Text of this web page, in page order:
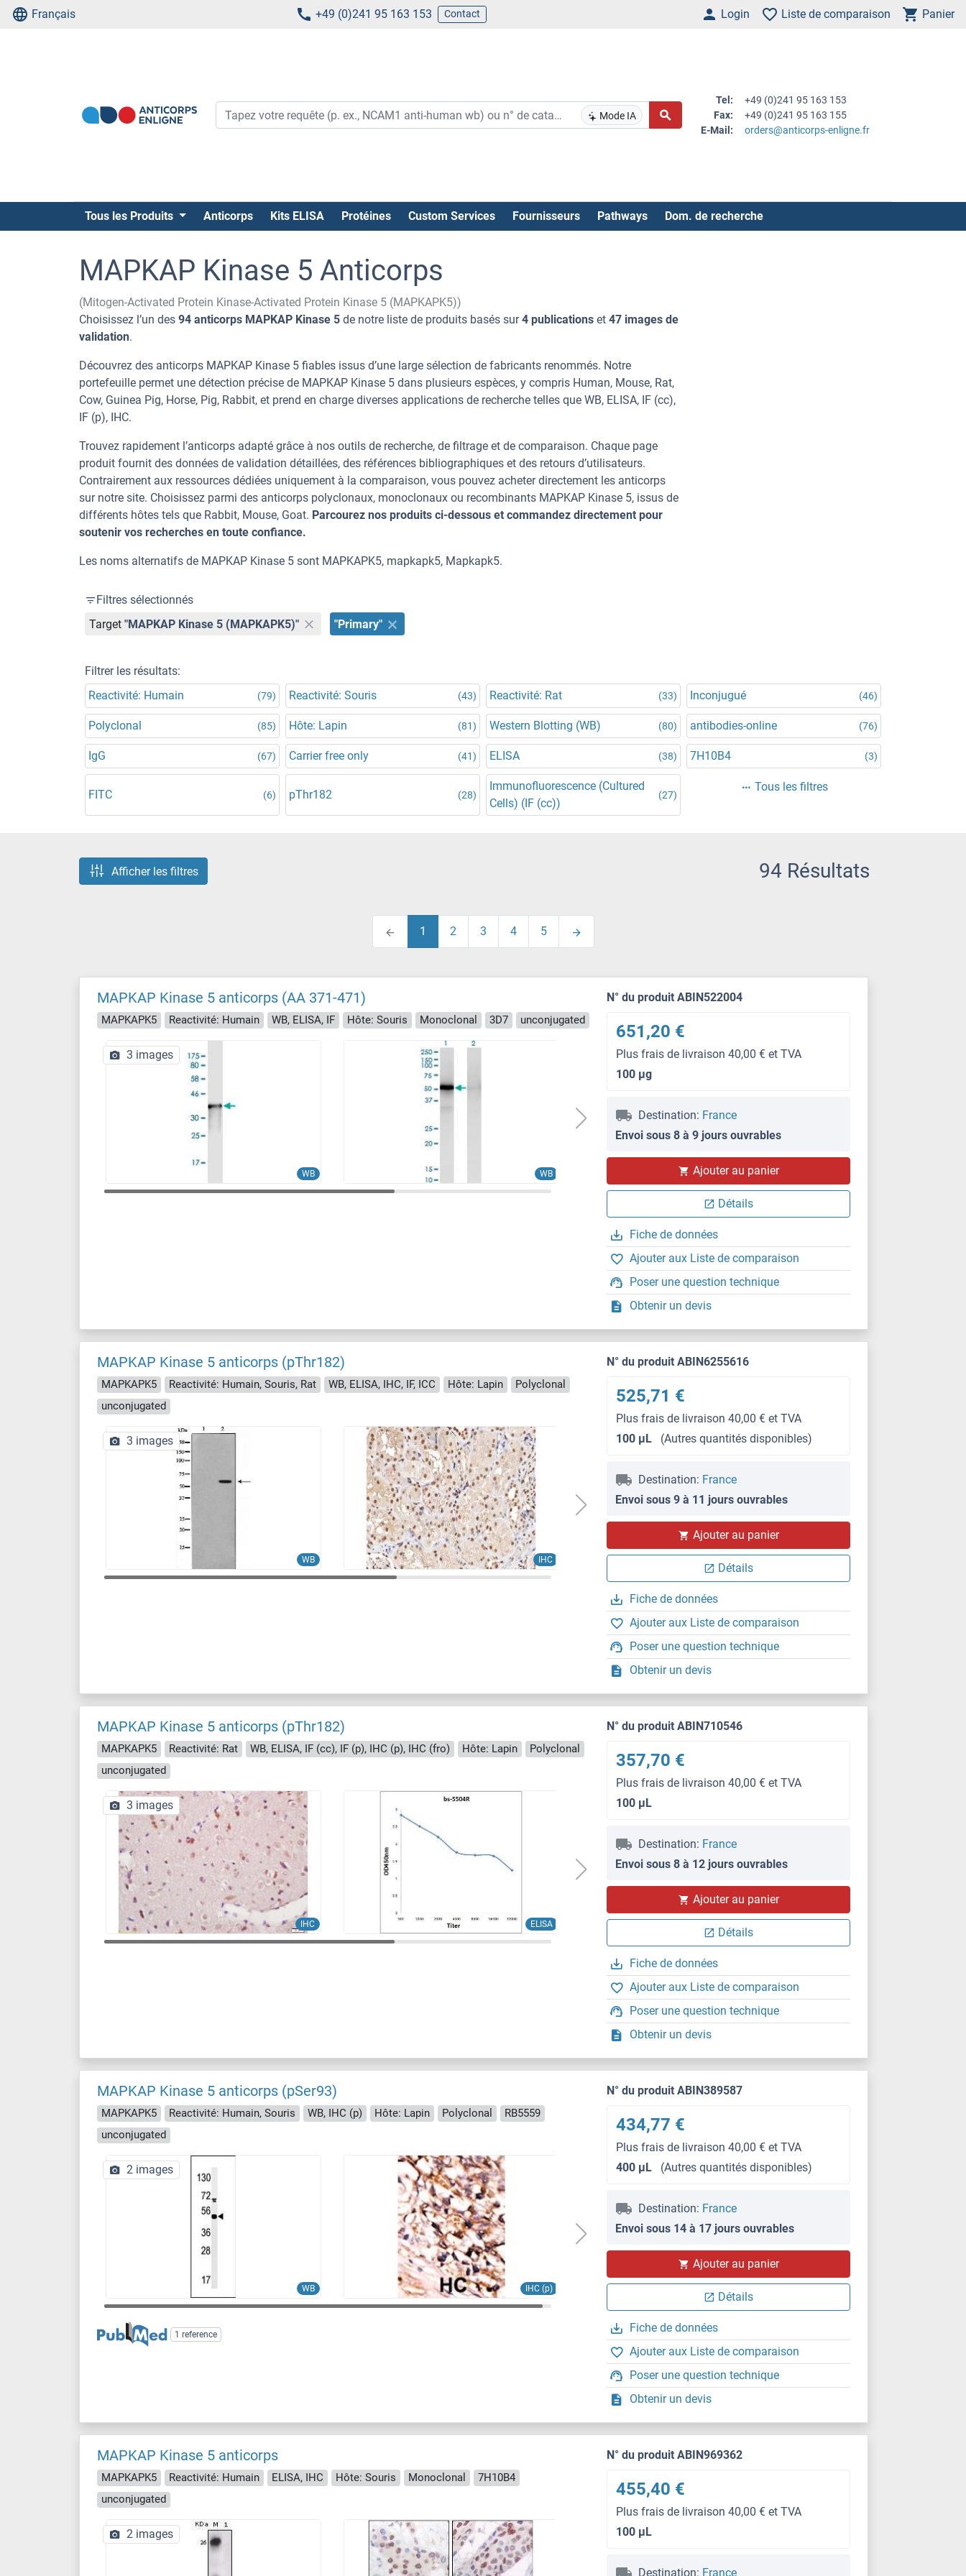
Français +49 (0)241 95 163 153 Contact Login Liste de comparaison Panier
Mode IA
Tel:
+49 (0)241 95 163 153
Fax:
+49 (0)241 95 163 155
E-Mail:
orders@anticorps-enligne.fr
Tous les Produits Anticorps Kits ELISA Protéines Custom Services Fournisseurs Pathways Dom. de recherche
MAPKAP Kinase 5 Anticorps
(Mitogen-Activated Protein Kinase-Activated Protein Kinase 5 (MAPKAPK5))
Choisissez l’un des 94 anticorps MAPKAP Kinase 5 de notre liste de produits basés sur4 publications et 47 images de
validation.
Découvrez des anticorps MAPKAP Kinase 5 fiables issus d’une large sélection de fabricants renommés. Notre
portefeuille permet une détection précise de MAPKAP Kinase 5 dans plusieurs espèces, y compris Human, Mouse, Rat,
Cow, Guinea Pig, Horse, Pig, Rabbit, et prend en charge diverses applications de recherche telles que WB, ELISA, IF (cc),
IF (p), IHC.
Trouvez rapidement l’anticorps adapté grâce à nos outils de recherche, de filtrage et de comparaison. Chaque page
produit fournit des données de validation détaillées, des références bibliographiques et des retours d’utilisateurs.
Contrairement aux ressources dédiées uniquement à la comparaison, vous pouvez acheter directement les anticorps
sur notre site. Choisissez parmi des anticorps polyclonaux, monoclonaux ou recombinants MAPKAP Kinase 5, issus de
différents hôtes tels que Rabbit, Mouse, Goat. Parcourez nos produits ci-dessous et commandez directement pour
soutenir vos recherches en toute confiance.
Les noms alternatifs de MAPKAP Kinase 5 sont MAPKAPK5, mapkapk5, Mapkapk5.
Filtres sélectionnés
Target "MAPKAP Kinase 5 (MAPKAPK5)" "Primary"
Filtrer les résultats:
Reactivité: Humain
(79) Reactivité: Souris (43) Reactivité: Rat (33) Inconjugué (46)
Polyclonal (85) Hôte: Lapin (81) Western Blotting (WB) (80) antibodies-online (76)
IgG (67) Carrier free only (41) ELISA (38) 7H10B4 (3)
FITC (6) pThr182 (28)
Immunofluorescence (Cultured
Cells) (IF (cc))
(27)
Tous les filtres
Afficher les filtres 94 Résultats
1 2 3 4 5
MAPKAP Kinase 5 anticorps (AA 371-471)
MAPKAPK5 Reactivité: Humain WB, ELISA, IF Hôte: Souris Monoclonal 3D7 unconjugated
WB WB
3 images
N° du produit ABIN522004
651,20 €
Plus frais de livraison 40,00 € et TVA
100 μg
Destination: France
Envoi sous 8 à 9 jours ouvrables
Ajouter au panier
Détails
Fiche de données
Ajouter aux Liste de comparaison
Poser une question technique
Obtenir un devis
MAPKAP Kinase 5 anticorps (pThr182)
MAPKAPK5 Reactivité: Humain, Souris, Rat WB, ELISA, IHC, IF, ICC Hôte: Lapin
Polyclonal
unconjugated
WB IHC
IF/ICC
3 images
N° du produit ABIN6255616
525,71 €
Plus frais de livraison 40,00 € et TVA
100 μL
(Autres quantités disponibles)
Destination: France
Envoi sous 9 à 11 jours ouvrables
Ajouter au panier
Détails
Fiche de données
Ajouter aux Liste de comparaison
Poser une question technique
Obtenir un devis
MAPKAP Kinase 5 anticorps (pThr182)
MAPKAPK5 Reactivité: Rat WB, ELISA, IF (cc), IF (p), IHC (p), IHC (fro) Hôte: Lapin
Polyclonal
unconjugated
IHC ELISA
3 images
N° du produit ABIN710546
357,70 €
Plus frais de livraison 40,00 € et TVA
100 μL
Destination: France
Envoi sous 8 à 12 jours ouvrables
Ajouter au panier
Détails
Fiche de données
Ajouter aux Liste de comparaison
Poser une question technique
Obtenir un devis
MAPKAP Kinase 5 anticorps (pSer93)
MAPKAPK5 Reactivité: Humain, Souris WB, IHC (p) Hôte: Lapin Polyclonal
RB5559
unconjugated
WB IHC (p)
2 images
1 reference
N° du produit ABIN389587
434,77 €
Plus frais de livraison 40,00 € et TVA
400 μL
(Autres quantités disponibles)
Destination: France
Envoi sous 14 à 17 jours ouvrables
Ajouter au panier
Détails
Fiche de données
Ajouter aux Liste de comparaison
Poser une question technique
Obtenir un devis
MAPKAP Kinase 5 anticorps
MAPKAPK5 Reactivité: Humain ELISA, IHC Hôte: Souris Monoclonal
7H10B4
unconjugated
2 images
N° du produit ABIN969362
455,40 €
Plus frais de livraison 40,00 € et TVA
100 μL
Destination: France